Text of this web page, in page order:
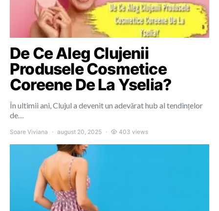
De Ce Aleg Clujenii
Produsele Cosmetice
Coreene De La Yselia?
În ultimii ani, Clujul a devenit un adevărat hub al tendințelor
de…
Soare Viviana august 20, 2025 403 views